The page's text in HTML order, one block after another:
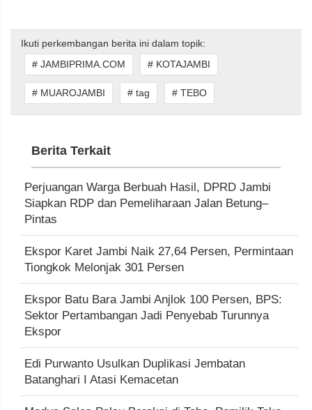
Ikuti perkembangan berita ini dalam topik:
# JAMBIPRIMA.COM
# KOTAJAMBI
# MUAROJAMBI # tag # TEBO
Berita Terkait
Perjuangan Warga Berbuah Hasil, DPRD Jambi
Siapkan RDP dan Pemeliharaan Jalan Betung–
Pintas
Ekspor Karet Jambi Naik 27,64 Persen, Permintaan
Tiongkok Melonjak 301 Persen
Ekspor Batu Bara Jambi Anjlok 100 Persen, BPS:
Sektor Pertambangan Jadi Penyebab Turunnya
Ekspor
Edi Purwanto Usulkan Duplikasi Jembatan
Batanghari I Atasi Kemacetan